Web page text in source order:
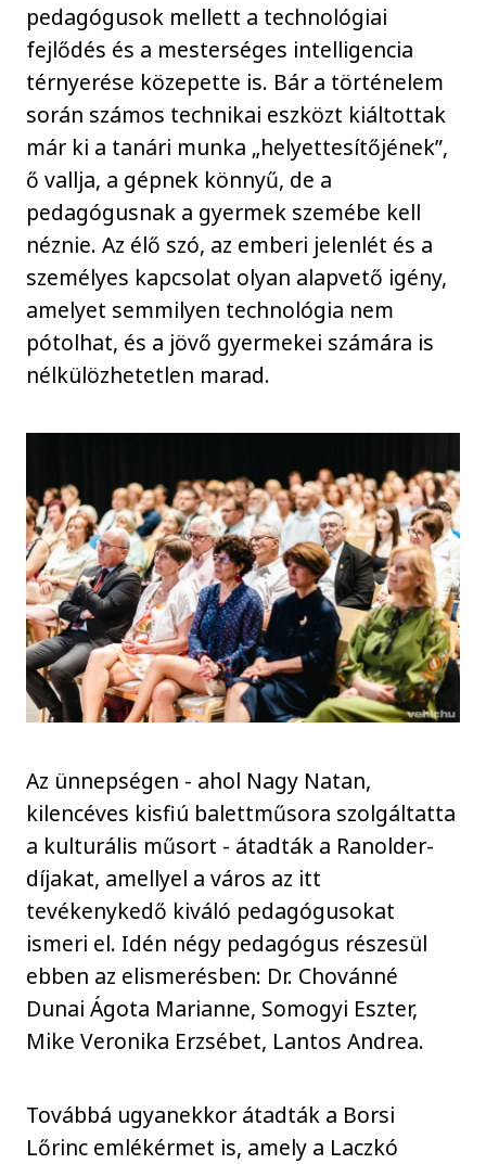
pedagógusok mellett a technológiai
fejlődés és a mesterséges intelligencia
térnyerése közepette is. Bár a történelem
során számos technikai eszközt kiáltottak
már ki a tanári munka „helyettesítőjének”,
ő vallja, a gépnek könnyű, de a
pedagógusnak a gyermek szemébe kell
néznie. Az élő szó, az emberi jelenlét és a
személyes kapcsolat olyan alapvető igény,
amelyet semmilyen technológia nem
pótolhat, és a jövő gyermekei számára is
nélkülözhetetlen marad.
Az ünnepségen - ahol Nagy Natan,
kilencéves kisfiú balettműsora szolgáltatta
a kulturális műsort - átadták a Ranolder-
díjakat, amellyel a város az itt
tevékenykedő kiváló pedagógusokat
ismeri el. Idén négy pedagógus részesül
ebben az elismerésben: Dr. Chovánné
Dunai Ágota Marianne, Somogyi Eszter,
Mike Veronika Erzsébet, Lantos Andrea.
Továbbá ugyanekkor átadták a Borsi
Lőrinc emlékérmet is, amely a Laczkó